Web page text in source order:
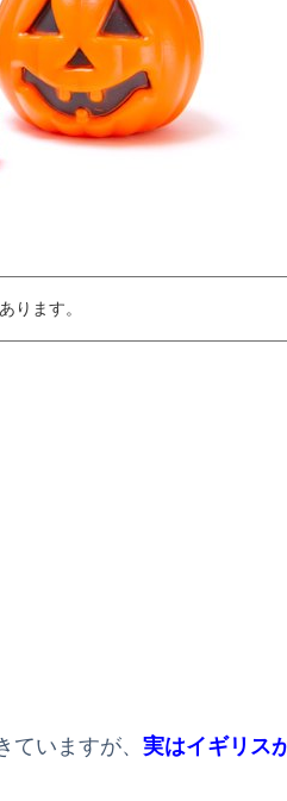
ります。
いますが、 実はイギリス